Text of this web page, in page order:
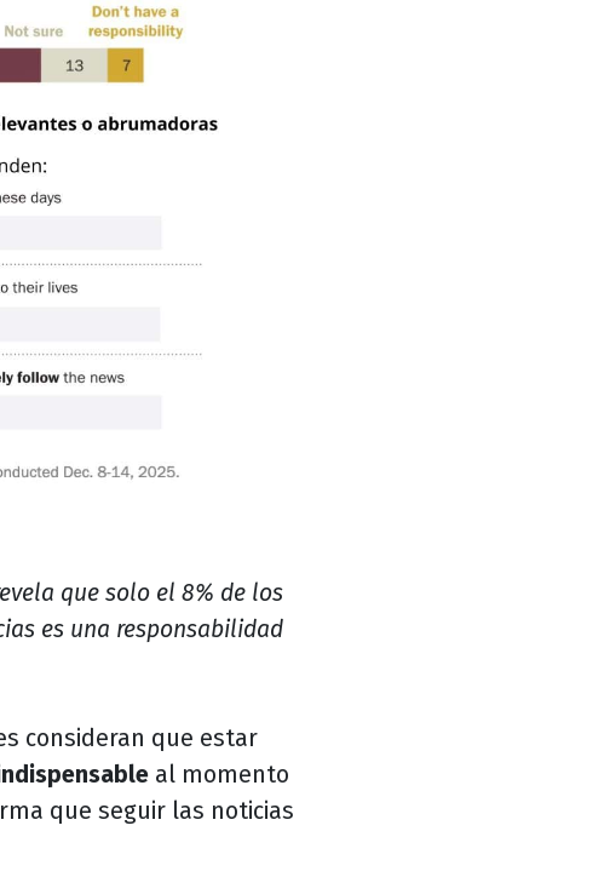
que solo el 8% de los
es una responsabilidad
consideran que estar
al momento
que seguir las noticias